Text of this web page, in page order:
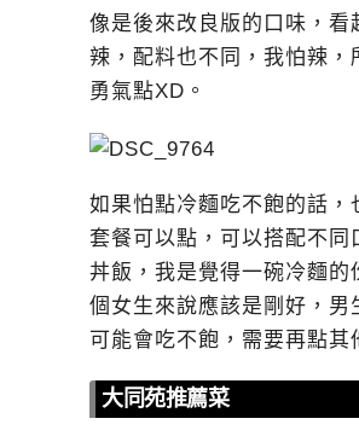
像是後來改良版的口味，看
辣，配料也不同，我怕辣，
勇氣點XD。
如果怕點冷麵吃不飽的話，
套餐可以點，可以搭配不同
丼飯，我是覺得一碗冷麵的
個女生來說應該是剛好，男
可能會吃不飽，需要再點其
大同苑推薦菜